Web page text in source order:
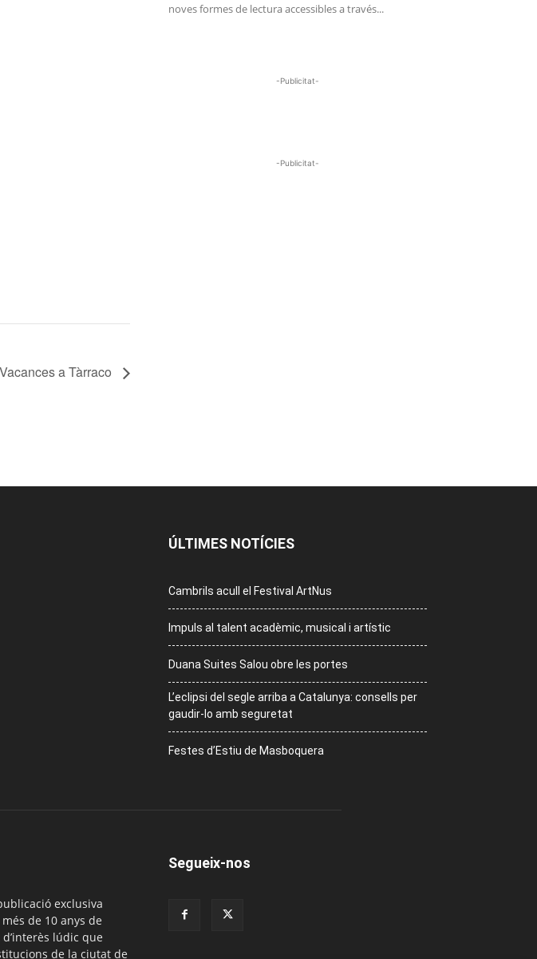
Vacances a Tàrraco
noves formes de lectura accessibles a través...
-Publicitat-
-Publicitat-
ÚLTIMES NOTÍCIES
Cambrils acull el Festival ArtNus
Impuls al talent acadèmic, musical i artístic
Duana Suites Salou obre les portes
L’eclipsi del segle arriba a Catalunya: consells per
gaudir-lo amb seguretat
Festes d’Estiu de Masboquera
exclusiva
de 10 anys de
lúdic que
de la ciutat de
Segueix-nos